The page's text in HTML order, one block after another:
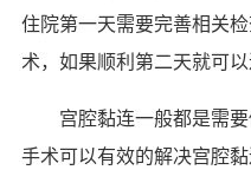
住院第一天需要完善相关
术，如果顺利第二天就可以
宫腔黏连一般都是需
手术可以有效的解决宫腔